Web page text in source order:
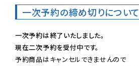
一次予約の締め切りについて
一次予約は終了いたしました。
現在二次予約を受付中です。
予約商品はキャンセルできませんので